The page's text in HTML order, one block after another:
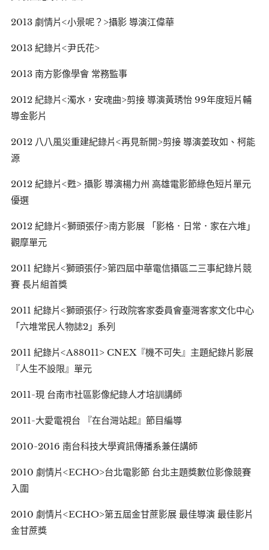
2013 劇情片<小景呢？>攝影 導演江偉華
2013 紀錄片<尹氏花>
2013 南方影像學會 常務監事
2012 紀錄片<濁水，安魂曲>剪接 導演黃琇怡 99年度短片輔
導金影片
2012 八八風災重建紀錄片<再見新開>剪接 導演姜玫如、柯能
源
2012 紀錄片<甦> 攝影 導演楊力州 高雄電影節綠色短片單元
優選
2012 紀錄片<獅頭張仔>南方影展 「影格．日常．家在六堆」
觀摩單元
2011 紀錄片<獅頭張仔>第四屆中華電信攝區二三事紀錄片競
賽 長片組首獎
2011 紀錄片<獅頭張仔> 行政院客家委員會臺灣客家文化中心
「六堆常民人物誌2」系列
2011 紀錄片<A88011> CNEX『機不可失』主題紀錄片影展
『人生不設限』單元
2011-現 台南市社區影像紀錄人才培訓講師
2011-大愛電視台 『在台灣站起』節目編導
2010-2016 南台科技大學資訊傳播系兼任講師
2010 劇情片<ECHO>台北電影節 台北主題獎數位影像競賽
入圍
2010 劇情片<ECHO>第五屆金甘蔗影展 最佳導演 最佳影片
金甘蔗獎